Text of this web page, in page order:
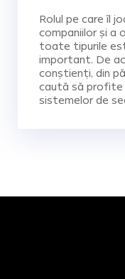
Rolul pe care îl
companiilor și a
toate tipurile
important. De
conștienți, din
caută să profite
sistemelor de